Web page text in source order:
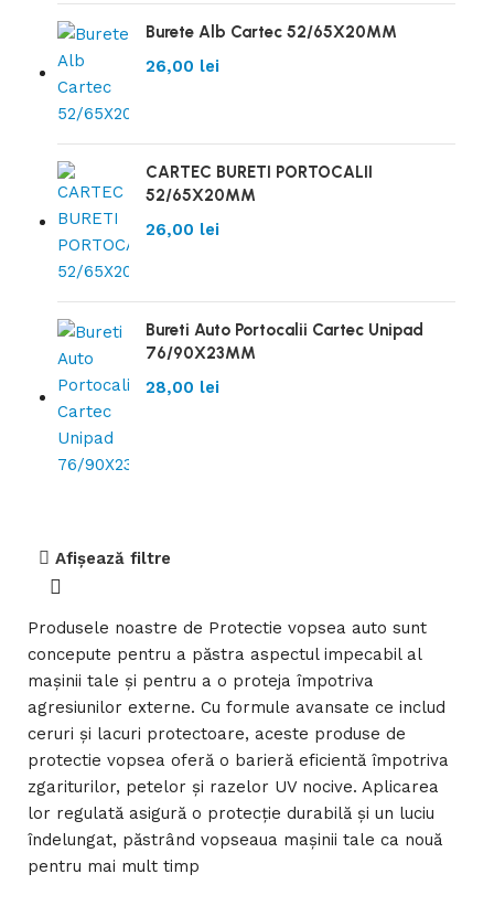
Burete Alb Cartec 52/65X20MM
26,00 lei
CARTEC BURETI PORTOCALII
52/65X20MM
26,00 lei
Bureti Auto Portocalii Cartec Unipad
76/90X23MM
28,00 lei
Afișează filtre
Produsele noastre de Protectie vopsea auto sunt
concepute pentru a păstra aspectul impecabil al
mașinii tale și pentru a o proteja împotriva
agresiunilor externe. Cu formule avansate ce includ
ceruri și lacuri protectoare, aceste produse de
protectie vopsea oferă o barieră eficientă împotriva
zgariturilor, petelor și razelor UV nocive. Aplicarea
lor regulată asigură o protecție durabilă și un luciu
îndelungat, păstrând vopseaua mașinii tale ca nouă
pentru mai mult timp